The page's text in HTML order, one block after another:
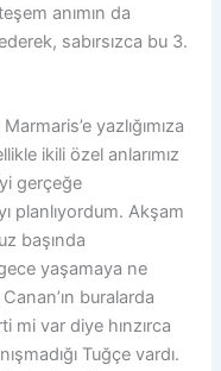
anımın da
sabırsızca bu 3.
yazlığımıza
ikili özel anlarımız
gerçeğe
planlıyordum. Akşam
başında
yaşamaya ne
buralarda
mi var diye hınzırca
Tuğçe vardı.